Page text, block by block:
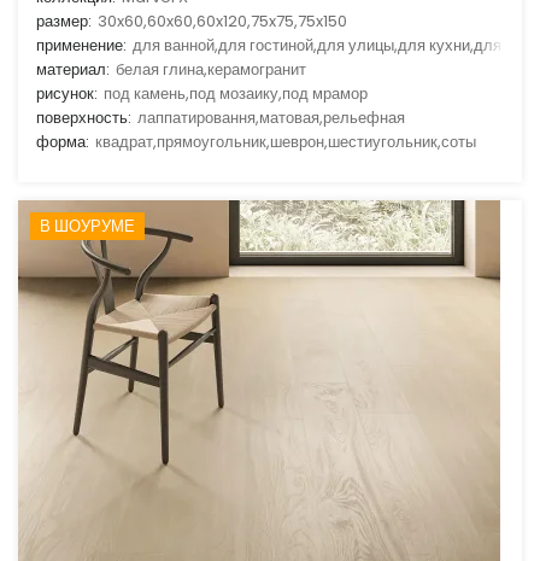
размер: 30x60,60x60,60x120,75x75,75x150
применение: для ванной,для гостиной,для улицы,для кухни,для
материал: белая глина,керамогранит
рисунок: под камень,под мозаику,под мрамор
поверхность: лаппатировання,матовая,рельефная
форма: квадрат,прямоугольник,шеврон,шестиугольник,соты
В ШОУРУМЕ